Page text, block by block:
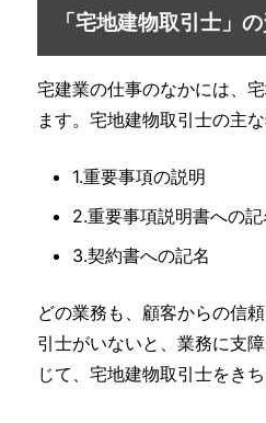
「宅地建物取引士」
宅建業の仕事のなかには、
ます。宅地建物取引士の主
1.重要事項の説明
2.重要事項説明書への記
3.契約書への記名
どの業務も、顧客からの信
引士がいないと、業務に支
じて、宅地建物取引士をき